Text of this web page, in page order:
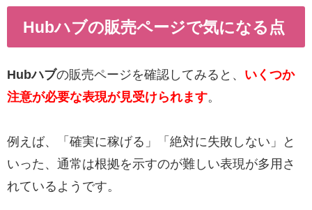
Hubハブの販売ページで気になる点
Hubハブの販売ページを確認してみると、 いくつか
注意が必要な表現が見受けられます。
例えば、「確実に稼げる」「絶対に失敗しない」と
いった、通常は根拠を示すのが難しい表現が多用さ
れているようです。